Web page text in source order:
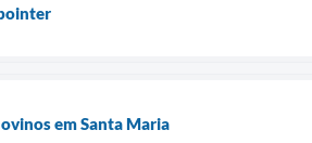
em Santa Maria